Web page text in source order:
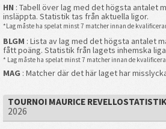
HN : Tabell över lag med det högsta antalet
insläppta. Statistik tas från aktuella ligor.
*Lag måste ha spelat minst 7 matcher innan de
BLGM : Lista av lag med det högsta antalet
fått poäng. Statistik från lagets inhemska
* Lag måste ha spelat minst 7 matcher innan de
MAG : Matcher där det här laget har
TOURNOI MAURICE REVELLOSTATISTIK
2026